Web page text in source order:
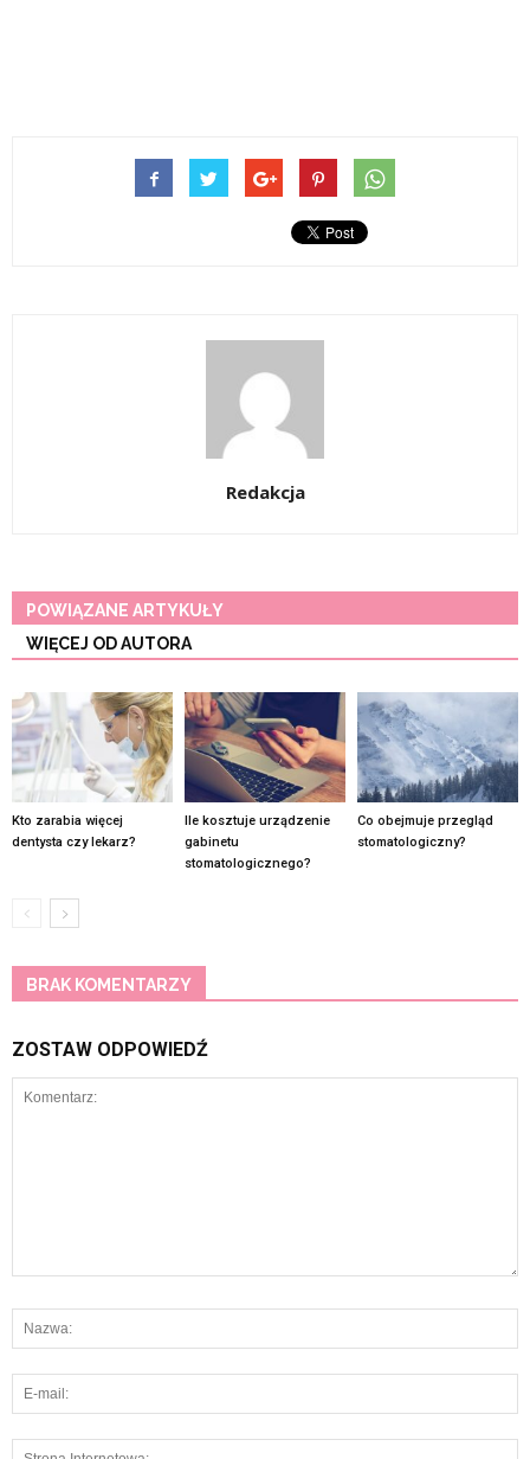
Redakcja
POWIĄZANE ARTYKUŁY
WIĘCEJ OD AUTORA
Kto zarabia więcej
dentysta czy lekarz?
Ile kosztuje urządzenie
gabinetu
stomatologicznego?
Co obejmuje przegląd
stomatologiczny?
BRAK KOMENTARZY
ZOSTAW ODPOWIEDŹ